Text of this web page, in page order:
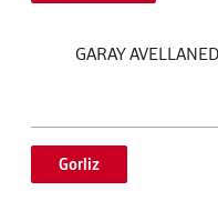
GARAY
Gorliz